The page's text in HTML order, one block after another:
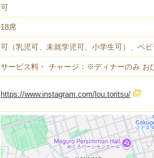
可
18席
可（乳児可、未就学児可、小学生可）、ベ
サービス料・ チャージ：※ディナーのみ お
https://www.instagram.com/lou.toritsu/